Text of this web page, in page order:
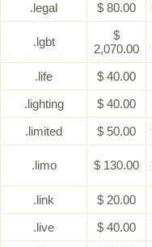
.legal
$ 80.00
.lgbt
$
2,070.00
.life
$ 40.00
.lighting
$ 40.00
.limited
$ 50.00
.limo $ 130.00
.link
$ 20.00
.live
$ 40.00